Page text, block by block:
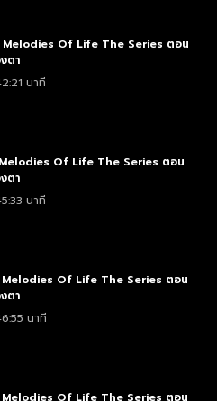
Melodies Of Life The Series ตอน
ตา
นาที
Melodies Of Life The Series ตอน
ตา
นาที
Melodies Of Life The Series ตอน
ตา
นาที
Melodies Of Life The Series ตอน